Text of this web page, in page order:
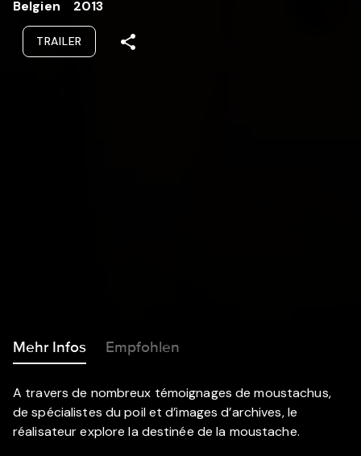
Belgien
2013
TRAILER
Mehr Infos Empfohlen
A travers de nombreux témoignages de moustachus,
de spécialistes du poil et d’images d’archives, le
réalisateur explore la destinée de la moustache.